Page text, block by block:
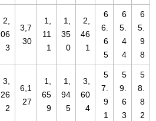
2,
06
3
3,7
30
1,
11
1
1,
35
0
2,
46
1
6
6.
6
5
6
5.
4
4
6
5.
9
8
3,
26
2
6,1
27
1,
65
9
1,
94
5
3,
60
4
5
7.
9
1
5
9.
6
3
5
8.
8
2